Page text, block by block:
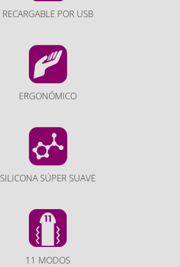
RECARGABLE POR USB
ERGONÓMICO
SILICONA SÚPER SUAVE
11 MODOS